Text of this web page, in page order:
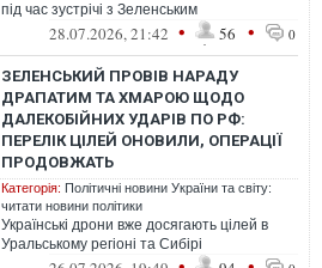
під час зустрічі з Зеленським
28.07.2026, 21:42 • 56 • 0
ЗЕЛЕНСЬКИЙ ПРОВІВ НАРАДУ
ДРАПАТИМ ТА ХМАРОЮ ЩОДО
ДАЛЕКОБІЙНИХ УДАРІВ ПО РФ:
ПЕРЕЛІК ЦІЛЕЙ ОНОВИЛИ, ОПЕРАЦІЇ
ПРОДОВЖАТЬ
Категорія: Політичні новини України та світу:
читати новини політики
Українські дрони вже досягають цілей в
Уральському регіоні та Сибірі